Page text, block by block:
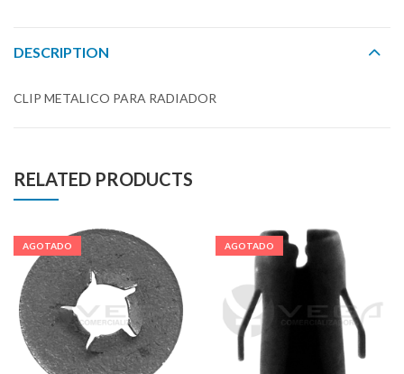
DESCRIPTION
CLIP METALICO PARA RADIADOR
RELATED PRODUCTS
AGOTADO AGOTADO